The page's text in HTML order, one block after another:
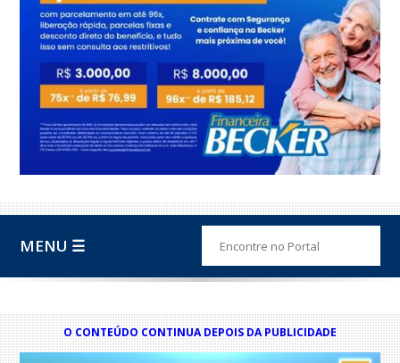
MENU ☰
O CONTEÚDO CONTINUA DEPOIS DA PUBLICIDADE